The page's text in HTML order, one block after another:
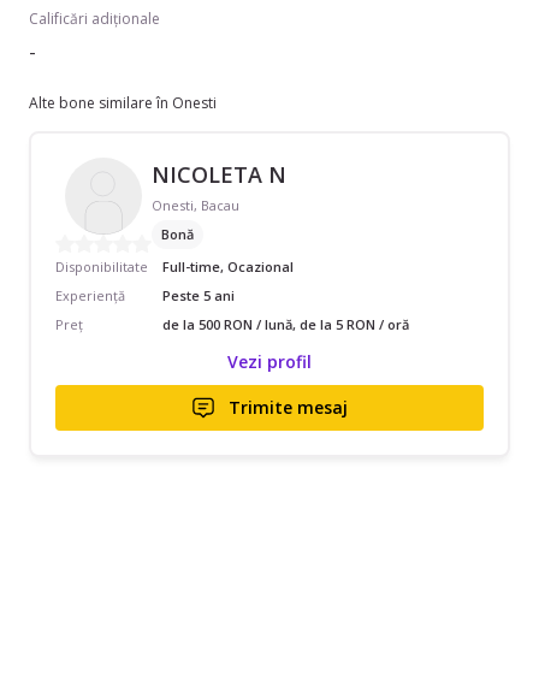
Calificări adiționale
-
Alte bone similare în Onesti
NICOLETA N
Onesti, Bacau
Bonă
Disponibilitate
Full-time, Ocazional
Experiență
Peste 5 ani
Preț
de la 500 RON / lună, de la 5 RON / oră
Vezi profil
Trimite mesaj